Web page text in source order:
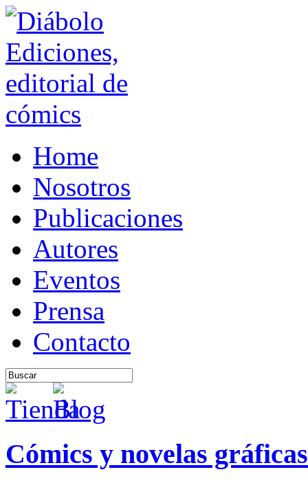
Home
Nosotros
Publicaciones
Autores
Eventos
Prensa
Contacto
Cómics y novelas gráficas